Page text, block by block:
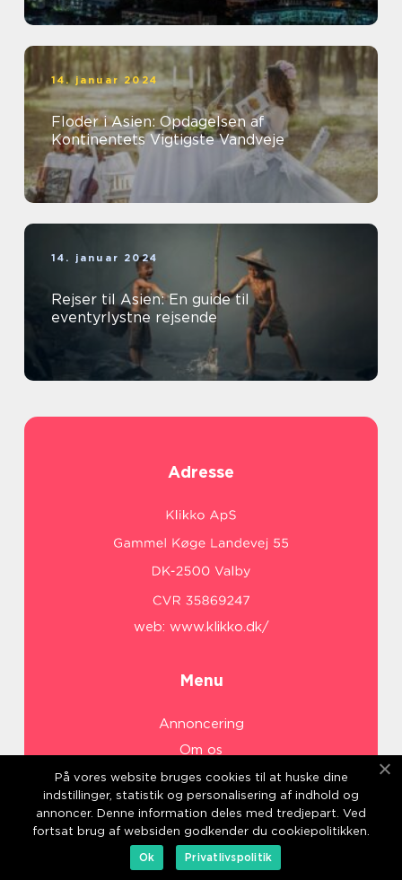
14. januar 2024
Floder i Asien: Opdagelsen af
Kontinentets Vigtigste Vandveje
14. januar 2024
Rejser til Asien: En guide til
eventyrlystne rejsende
Adresse
web: www.klikko.dk/
Menu
Annoncering
Om os
Cookies
Kontakt os
Sitemap
På vores website bruges cookies til at huske dine
indstillinger, statistik og personalisering af indhold og
annoncer. Denne information deles med tredjepart. Ved
fortsat brug af websiden godkender du cookiepolitikken.
Ok
Privatlivspolitik